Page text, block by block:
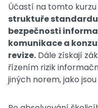
Účastí na tomto
struktuře
bezpečnosti
komunikace a
revize. Dále získají
řízením rizik
jiných norem, jako jsou